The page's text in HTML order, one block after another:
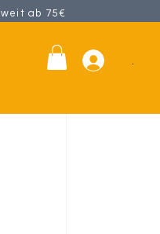
ab 75€